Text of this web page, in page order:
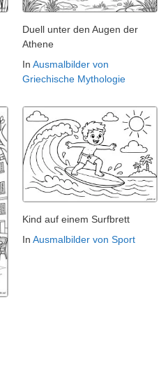
Duell unter den Augen der
Athene
In Ausmalbilder von
Griechische Mythologie
Kind auf einem Surfbrett
In Ausmalbilder von Sport